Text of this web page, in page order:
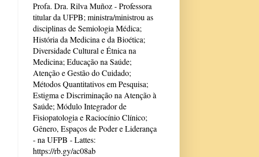
Profa. Dra. Rilva Muñoz - Professora
titular da UFPB; ministra/ministrou as
disciplinas de Semiologia Médica;
História da Medicina e da Bioética;
Diversidade Cultural e Étnica na
Medicina; Educação na Saúde;
Atenção e Gestão do Cuidado;
Métodos Quantitativos em Pesquisa;
Estigma e Discriminação na Atenção à
Saúde; Módulo Integrador de
Fisiopatologia e Raciocínio Clínico;
Gênero, Espaços de Poder e Liderança
- na UFPB - Lattes:
https://rb.gy/ac08ab